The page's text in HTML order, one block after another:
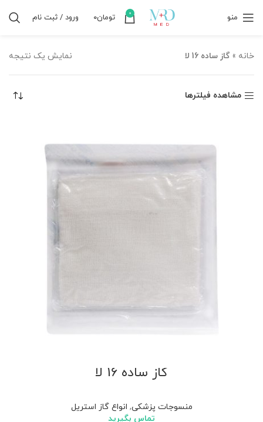
منو 0 تومان۰ ورود / ثبت نام
خانه »گاز ساده 16 لا نمایش یک نتیجه
مشاهده فیلترها
گاز ساده 16 لا
منسوجات پزشکی, انواع گاز استریل
تماس بگیرید